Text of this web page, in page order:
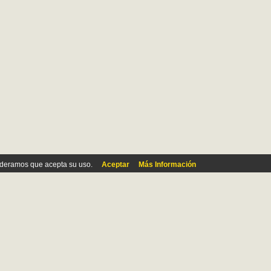
que acepta su uso. Aceptar Más Información